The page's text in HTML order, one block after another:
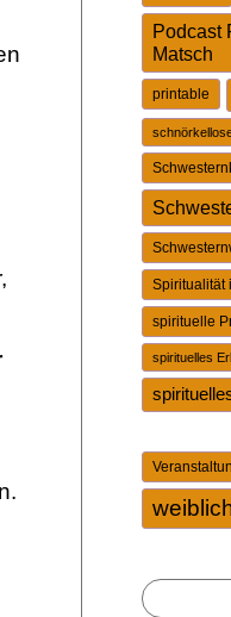
Podcast
Matsch
printable
Spiritualität
spirituelle
spirituelles